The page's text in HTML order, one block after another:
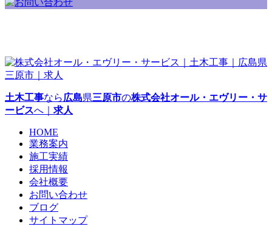
土木工事なら広島県三原市の株式会社オール・エヴリー・サ
ービスへ｜ 求人
HOME
業務案内
施工実績
採用情報
会社概要
お問い合わせ
ブログ
サイトマップ